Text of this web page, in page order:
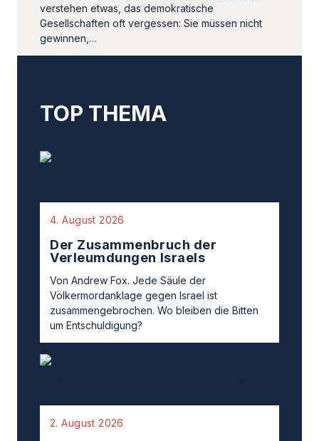
verstehen etwas, das demokratische
Gesellschaften oft vergessen: Sie müssen nicht
gewinnen,…
TOP THEMA
4. August 2026
Der Zusammenbruch der
Verleumdungen Israels
Von Andrew Fox. Jede Säule der
Völkermordanklage gegen Israel ist
zusammengebrochen. Wo bleiben die Bitten
um Entschuldigung?
2. August 2026